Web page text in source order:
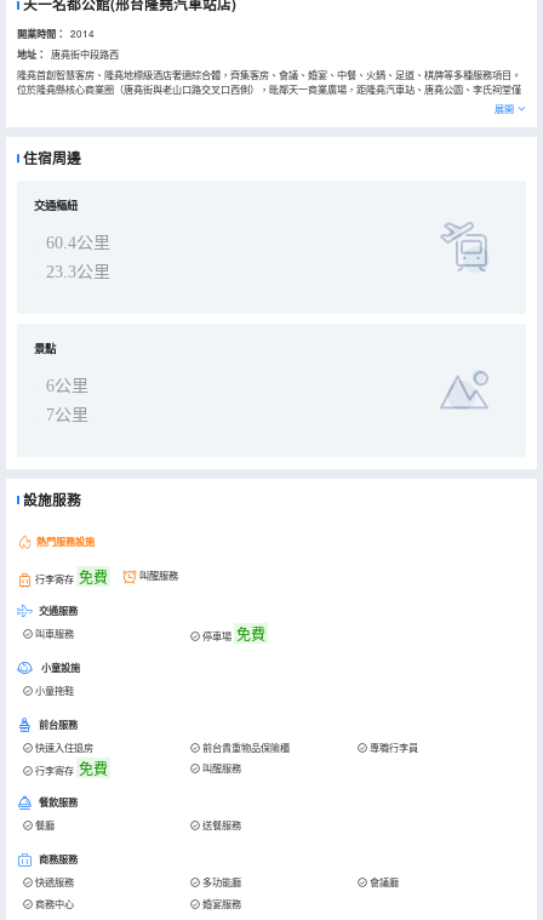
天一名都公館(邢台隆堯汽車站店)
開業時間： 2014
地址：
唐堯街中段路西
隆堯首創智慧客房、隆堯地標級酒店奢適綜合體，齊集客房、會議、婚宴、中餐、火鍋、足道、棋牌等多種服務項目。
位於隆堯縣核心商業圈（唐堯街與老山口路交叉口西側），毗鄰天一商業廣場，距隆堯汽車站、唐堯公園、李氏祠堂僅
2-5分鐘車程，周邊小吃街、KTV、夜市環伺，出行、購物、娛樂十分便利。 酒店門前專屬停車場、整樓WIFI覆蓋、中
央空調、24小時冷熱水、自助洗衣房（洗烘燙）、健身房、大堂無償供應冷/熱飲/淨化熱毛巾/眼鏡和首飾清洗/旅遊路線
擾乳膠床墊、乳膠枕、羽絨被、全棉床品、智能馬桶等優級配套；電視、空調、窗簾、背景音樂均為語音智能客控，給
展開
住宿周邊
交通樞紐
60.4公里
23.3公里
景點
6公里
7公里
設施服務
熱門服務設施
行李寄存 免費 叫醒服務
交通服務
叫車服務 停車場 免費
小童設施
小童拖鞋
前台服務
快速入住退房 前台貴重物品保險櫃
專職行李員
行李寄存 免費 叫醒服務
餐飲服務
餐廳 送餐服務
商務服務
快遞服務 多功能廳
會議廳
商務中心
婚宴服務